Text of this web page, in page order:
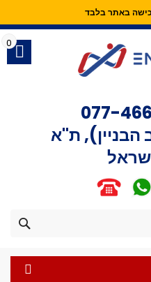
באתר בלבד
077-
0